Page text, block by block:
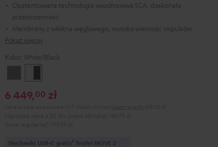
Opatentowana technologia współosiowa SCA, doskonała
przestrzenność
Membrany z włókna węglowego, wysoka wierność impulsów
Pokaż więcej
Kolor: White/Black
6 449,00 zł
Słuchawki USB-C gratis1 Teufel MOVE 2